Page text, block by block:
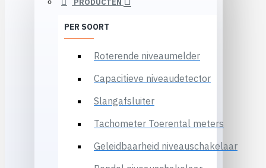
PRODUCTEN
PER SOORT
Roterende niveaumelder
Capacitieve niveaudetector
Slangafsluiter
Tachometer Toerental meters
Geleidbaarheid niveauschakelaar